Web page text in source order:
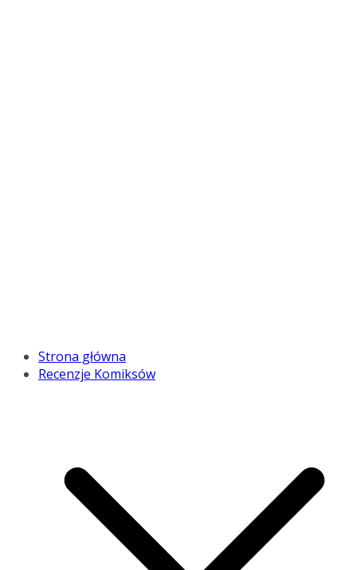
Strona główna
Recenzje Komiksów